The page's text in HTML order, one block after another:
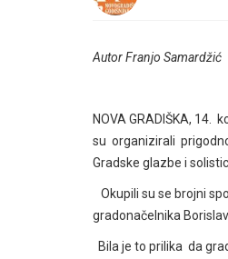
Autor Franjo Samardžić
NOVA GRADIŠKA, 14.
su organizirali
Gradske glazbe i
Okupili su se brojni
gradonačelnika
Bila je to prilika da